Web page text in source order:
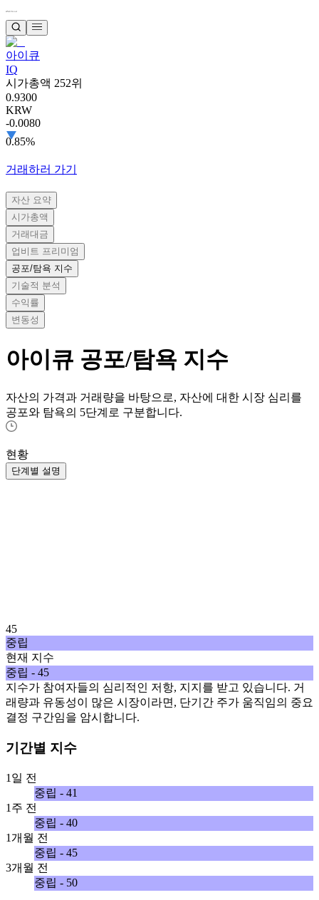
아이큐
IQ
시가총액 252위
0.9300
KRW
-0.0080
0.85%
거래하러 가기
자산 요약
시가총액
거래대금
업비트 프리미엄
공포/탐욕 지수
기술적 분석
수익률
변동성
아이큐 공포/탐욕 지수
자산의 가격과 거래량을 바탕으로, 자산에 대한 시장 심리를
공포와 탐욕의 5단계로 구분합니다.
현황
단계별 설명
45
중립
현재 지수
중립 - 45
지수가 참여자들의 심리적인 저항, 지지를 받고 있습니다. 거
래량과 유동성이 많은 시장이라면, 단기간 주가 움직임의 중요
결정 구간임을 암시합니다.
기간별 지수
1일 전
중립 - 41
1주 전
중립 - 40
1개월 전
중립 - 45
3개월 전
중립 - 50